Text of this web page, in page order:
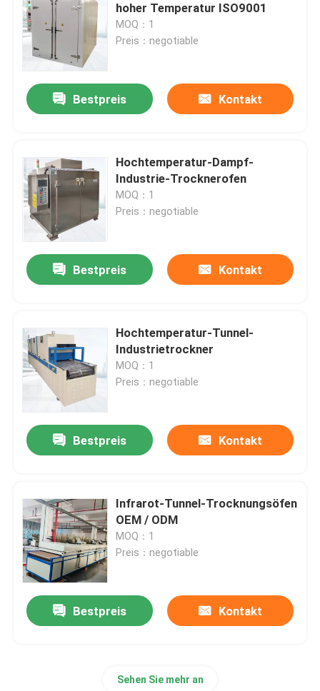
Haus
Über uns
Fabrik-Ausflug
Qualitätskontrolle
Nachrichten
Fälle
Fordern Sie ein Zitat
hoher Temperatur ISO9001
MOQ：1
Preis：negotiable
Bestpreis Kontakt
Hochtemperatur-Dampf-
Industrie-Trocknerofen
MOQ：1
Preis：negotiable
Bestpreis Kontakt
Hochtemperatur-Tunnel-
Industrietrockner
MOQ：1
Preis：negotiable
Bestpreis Kontakt
Infrarot-Tunnel-Trocknungsöfen
OEM / ODM
MOQ：1
Preis：negotiable
Bestpreis Kontakt
Sehen Sie mehr an